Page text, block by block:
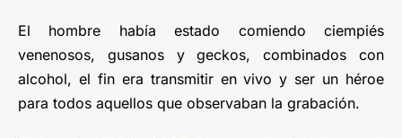
El hombre había estado comiendo ciempiés
venenosos, gusanos y geckos, combinados con
alcohol, el fin era transmitir en vivo y ser un héroe
para todos aquellos que observaban la grabación.